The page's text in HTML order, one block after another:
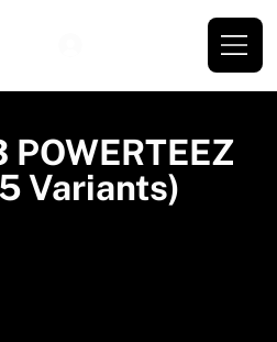
POWERTEEZ
Variants)